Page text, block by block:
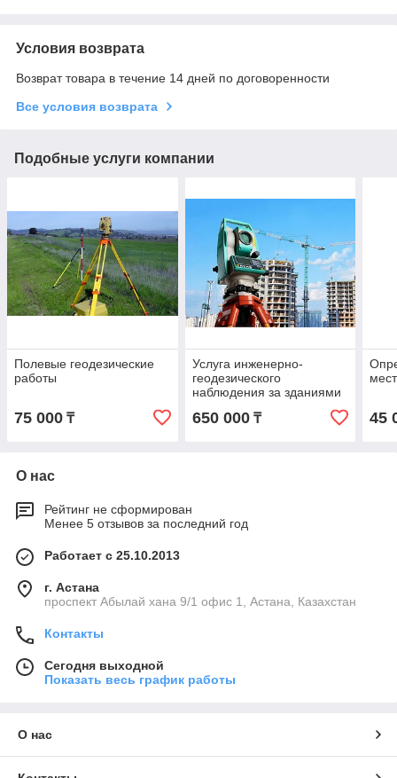
Условия возврата
Возврат товара в течение 14 дней по договоренности
Все условия возврата
Подобные услуги компании
Полевые геодезические
работы
75 000 ₸
Услуга инженерно-
геодезического
наблюдения за зданиями
650 000₸ 45
О нас
Рейтинг не сформирован
Менее 5 отзывов за последний год
Работает с 25.10.2013
г. Астана
проспект Абылай хана 9/1 офис 1, Астана, Казахстан
Контакты
Сегодня выходной
Показать весь график работы
О нас